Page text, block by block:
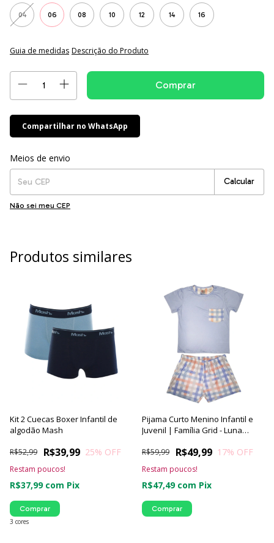
04 06 08 10 12 14 16
Guia de medidas Descrição do Produto
Compartilhar no WhatsApp
Entregas para o CEP:
Meios de envio
Calcular
Não sei meu CEP
Produtos similares
Kit 2 Cuecas Boxer Infantil de
algodão Mash
R$39,99
R$52,99 25% OFF
R$37,99 com Pix
Restam poucos!
3 cores
Comprar
Pijama Curto Menino Infantil e
Juvenil | Família Grid - Luna
R$49,99
R$59,99 17% OFF
R$47,49 com Pix
Restam poucos!
Comprar